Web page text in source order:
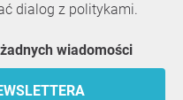
dialog z politykami.
wiadomości